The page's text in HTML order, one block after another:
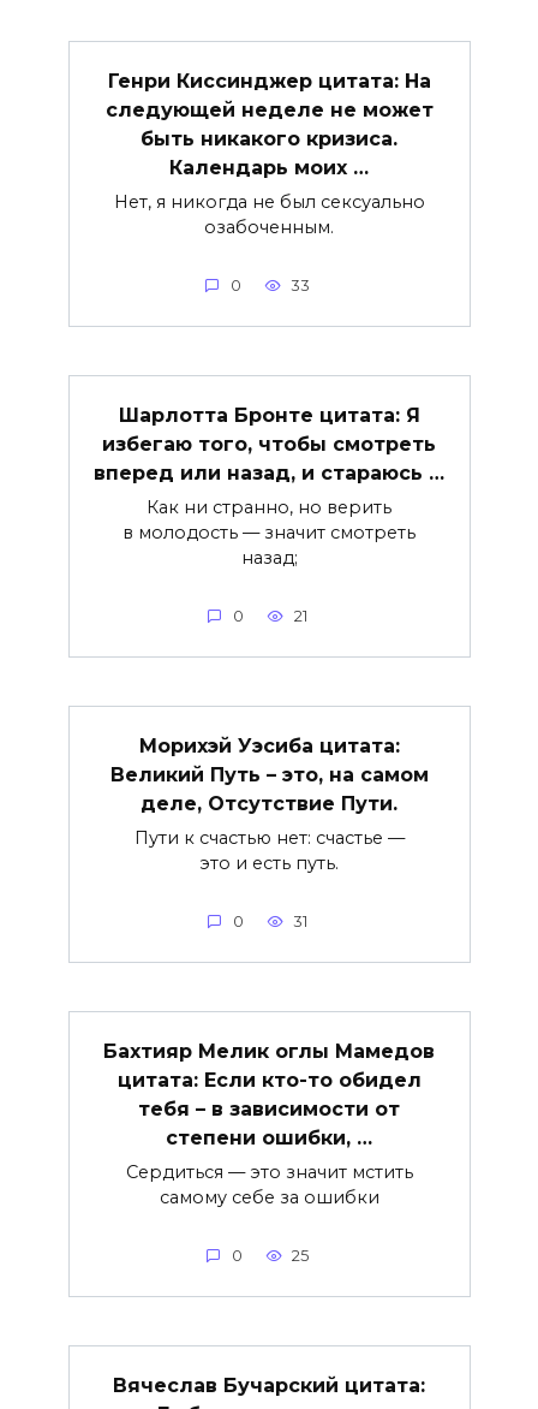
Генри Киссинджер цитата: На
следующей неделе не может
быть никакого кризиса.
Календарь моих …
Нет, я никогда не был сексуально
озабоченным.
0 33
Шарлотта Бронте цитата: Я
избегаю того, чтобы смотреть
вперед или назад, и стараюсь …
Как ни странно, но верить
в молодость — значит смотреть
назад;
0 21
Морихэй Уэсиба цитата:
Великий Путь – это, на самом
деле, Отсутствие Пути.
Пути к счастью нет: счастье —
это и есть путь.
0 31
Бахтияр Мелик оглы Мамедов
цитата: Если кто-то обидел
тебя – в зависимости от
степени ошибки, …
Сердиться — это значит мстить
самому себе за ошибки
0 25
Вячеслав Бучарский цитата: